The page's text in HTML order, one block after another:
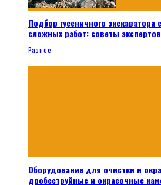
Подбор гусеничного
сложных работ: советы экспертов
Разное
Оборудование для очистки и
дробеструйные и окрасочные